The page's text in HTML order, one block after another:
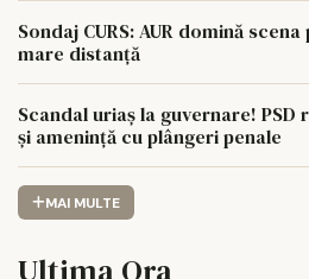
Sondaj CURS: AUR domină
mare distanță
Scandal uriaș la guvernare!
și amenință cu plângeri penale
MAI MULTE
Ultima Ora